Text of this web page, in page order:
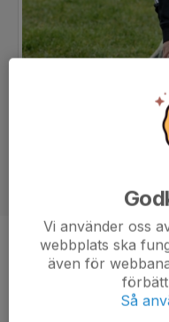
Ålder 12
Vi använder oss
webbplats ska
även för
Så